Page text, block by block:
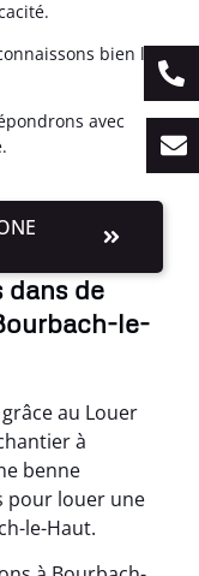
bien les
avec
dans de
le-
au Louer
à
benne
pour louer une
le-Haut.